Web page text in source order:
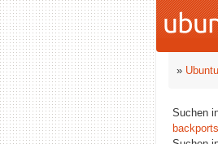
» Ubuntu
Suchen
backports